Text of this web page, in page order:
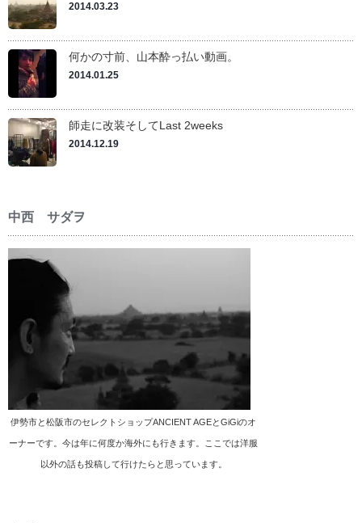
2014.03.23
何かの寸前、山本酔っ払い動画。
2014.01.25
師走に改装そしてLast 2weeks
2014.12.19
中西 サダヲ
伊勢市と松阪市のセレクトショップANCIENT AGEとGiGiのオ
ーナーです。今は年に何度か海外にも行きます。ここでは洋服
以外の話も投稿して行けたらと思っています。